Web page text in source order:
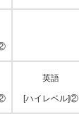
英語
[ハイレベル]②